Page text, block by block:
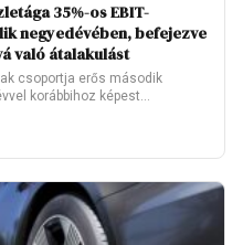
35%-os EBIT-
negyedévében, befejezve
való átalakulást
csoportja erős második
korábbihoz képest…